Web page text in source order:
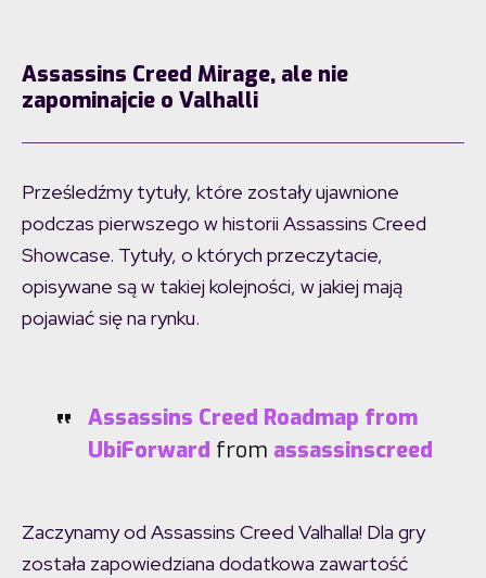
Assassins Creed Mirage, ale nie
zapominajcie o Valhalli
Prześledźmy tytuły, które zostały ujawnione
podczas pierwszego w historii Assassins Creed
Showcase. Tytuły, o których przeczytacie,
opisywane są w takiej kolejności, w jakiej mają
pojawiać się na rynku.
Assassins Creed Roadmap from
UbiForward from assassinscreed
Zaczynamy od Assassins Creed Valhalla! Dla gry
została zapowiedziana dodatkowa zawartość